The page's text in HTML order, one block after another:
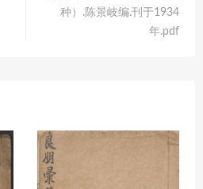
种）.陈景岐编.刊于1934
年.pdf